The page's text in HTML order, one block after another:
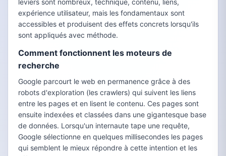
leviers sont nombreux, technique, contenu, liens,
expérience utilisateur, mais les fondamentaux sont
accessibles et produisent des effets concrets lorsqu'ils
sont appliqués avec méthode.
Comment fonctionnent les moteurs de
recherche
Google parcourt le web en permanence grâce à des
robots d'exploration (les crawlers) qui suivent les liens
entre les pages et en lisent le contenu. Ces pages sont
ensuite indexées et classées dans une gigantesque base
de données. Lorsqu'un internaute tape une requête,
Google sélectionne en quelques millisecondes les pages
qui semblent le mieux répondre à cette intention et les